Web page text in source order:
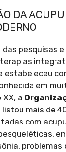
DA
das pesquisas
estabeleceu
em
XX, a
listou mais de
com
problemas